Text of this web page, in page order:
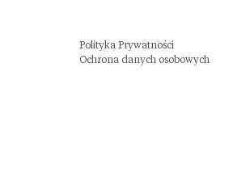
Polityka Prywatności
Ochrona danych osobowych